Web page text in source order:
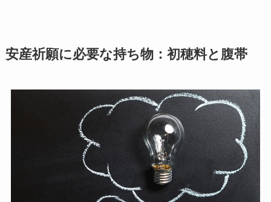
安産祈願に必要な持ち物：初穂料と腹帯